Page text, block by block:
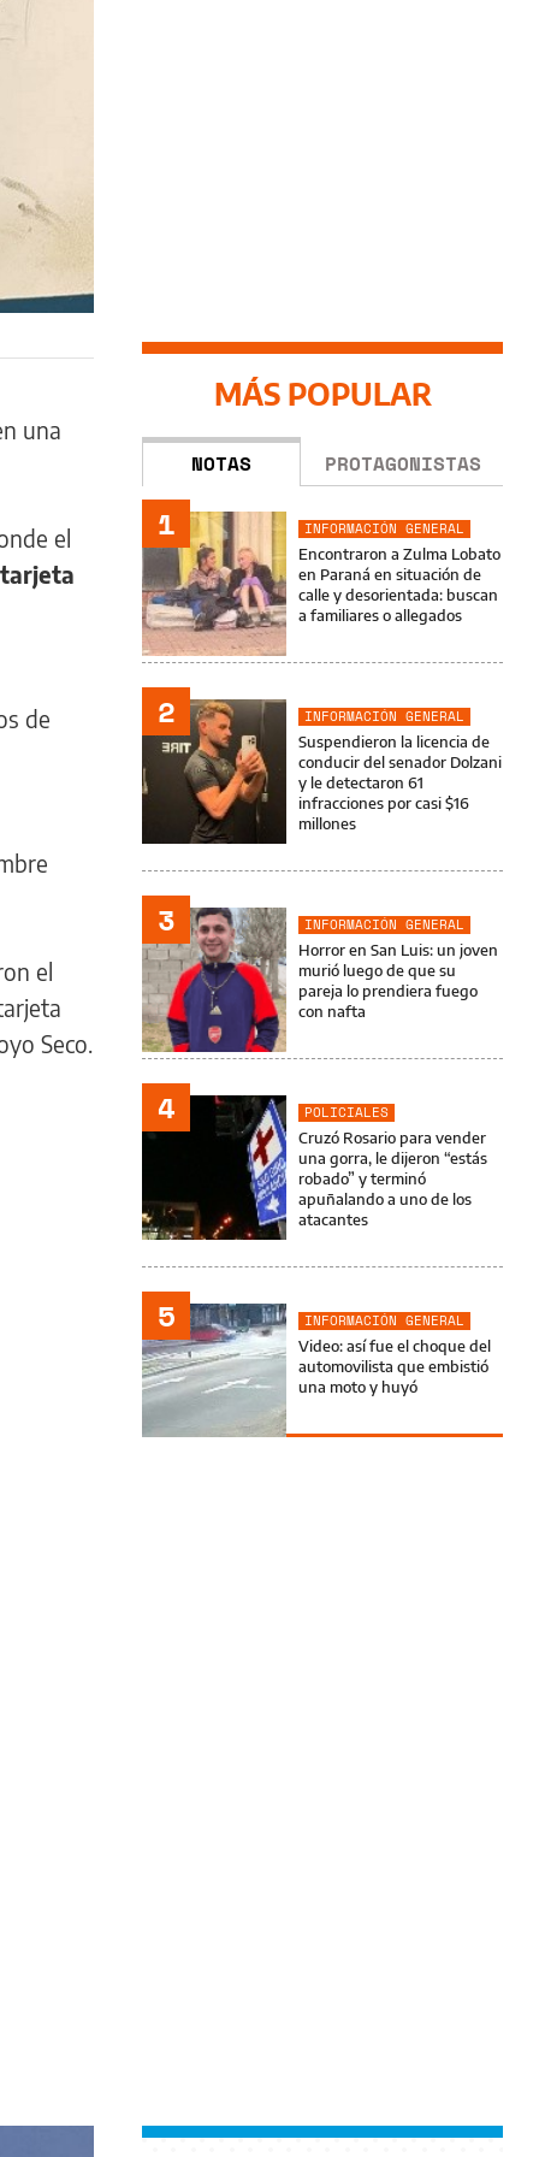
una
el
de
el
Seco.
MÁS POPULAR
NOTAS PROTAGONISTAS
1
INFORMACIÓN GENERAL
Encontraron a Zulma Lobato
en Paraná en situación de
calle y desorientada: buscan
a familiares o allegados
2
INFORMACIÓN GENERAL
Suspendieron la licencia de
conducir del senador Dolzani
y le detectaron 61
infracciones por casi $16
millones
3
INFORMACIÓN GENERAL
Horror en San Luis: un joven
murió luego de que su
pareja lo prendiera fuego
con nafta
4
POLICIALES
Cruzó Rosario para vender
una gorra, le dijeron “estás
robado” y terminó
apuñalando a uno de los
atacantes
5
INFORMACIÓN GENERAL
Video: así fue el choque del
automovilista que embistió
una moto y huyó